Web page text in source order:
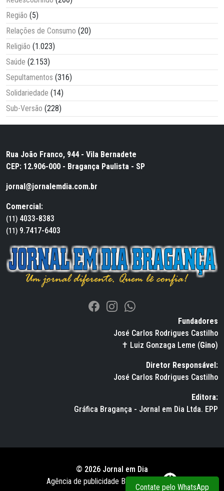
Região (5)
Relações de Consumo (20)
Religião (1.023)
Saúde (2.153)
Sepultamentos (316)
Solidariedade (14)
Sub-Versão (228)
Rua João Franco, 944 - Vila Bernadete
CEP: 12.906-000 - Bragança Paulista - SP
jornal@jornalemdia.com.br
Comercial:
(11) 4033-8383
(11) 9.7417-6403
Fundadores
José Carlos Rodrigues Castilho
✝ Luiz Gonzaga Leme (Gino)
Diretor Responsável:
José Carlos Rodrigues Castilho
Editora:
Gráfica Bragança - Jornal em Dia Ltda. EPP
© 2026 Jornal em Dia
Agência de publicidade BWS RUSSO
Contate pelo WhatsApp